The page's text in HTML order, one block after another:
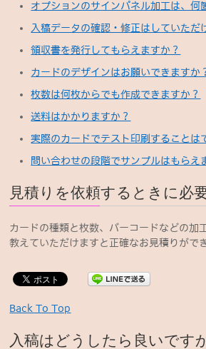
オプションのサインパネル加工は、何
入稿データの確認・修正はしていただ
領収書を発行してもらえますか？
カードのデザインはお願いできますか
枚数は何枚からでも作成できますか？
送料はかかりますか？
実際のカードでテスト印刷することは
問い合わせの段階でサンプルはもらえ
見積りを依頼するときに必
カードの種類と枚数、バーコードなどの加
教えていただけますと正確なお見積りがで
Back To Top
入稿はどうしたら良いです